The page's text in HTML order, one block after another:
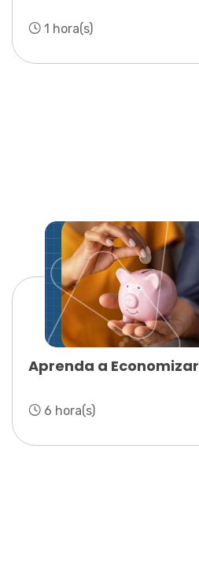
1 hora(s)
Aprenda a Economizar
6 hora(s)